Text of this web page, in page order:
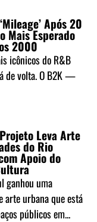
Após 20
Mais Esperado
2000
icônicos do R&B
de volta. O B2K —
Leva Arte
do Rio
Apoio do
ganhou uma
arte urbana que está
públicos em...